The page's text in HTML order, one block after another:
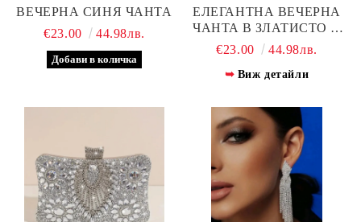
ВЕЧЕРНА СИНЯ ЧАНТА
€23.00
44.98лв.
ЕЛЕГАНТНА ВЕЧЕРНА
ЧАНТА В ЗЛАТИСТО И
СРЕБРИСТО
€23.00 44.98лв.
Виж детайли